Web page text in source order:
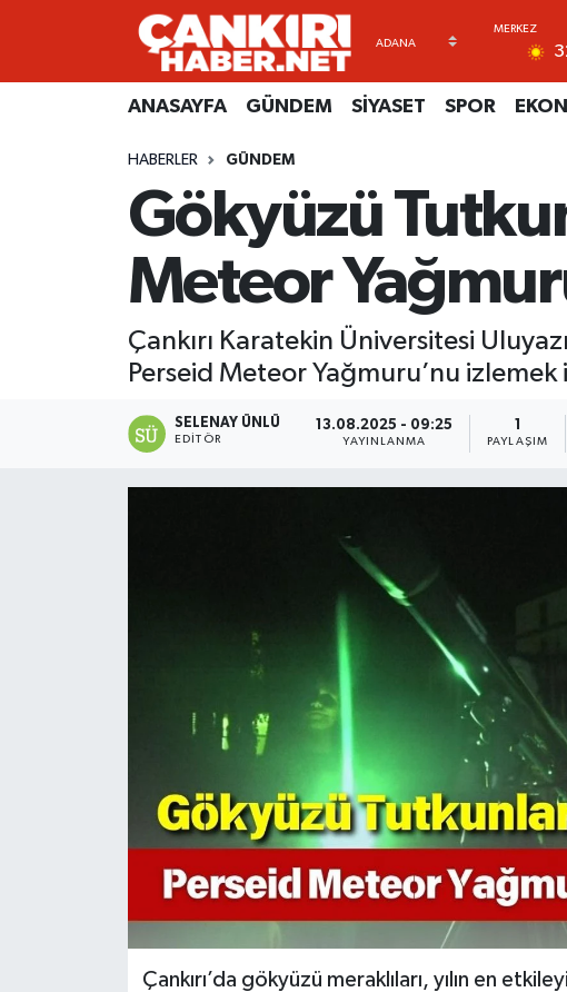
ANASAYFA GÜNDEM SİYASET SPOR
HABERLER GÜNDEM
Gökyüzü
Meteor
Çankırı Karatekin Üniversitesi
Perseid Meteor Yağmuru’nu
SELENAY ÜNLÜ
EDITÖR
13.08.2025 - 09:25
YAYINLANMA PAYLAŞIM
Çankırı’da gökyüzü meraklıları, yılın en
ANASAYFA
SİYASET
RESMİ İLANLAR
Künye
Gizlilik Sözleşmesi
BİYOGRAFİLER
GÜNDEM
TEKNOLOJİ
VİZYONDAKİLER
Merkez Hava Durumu
Süper Lig Puan Durumu ve Fikstür
Tüm Manşetler
Haber Arşivi